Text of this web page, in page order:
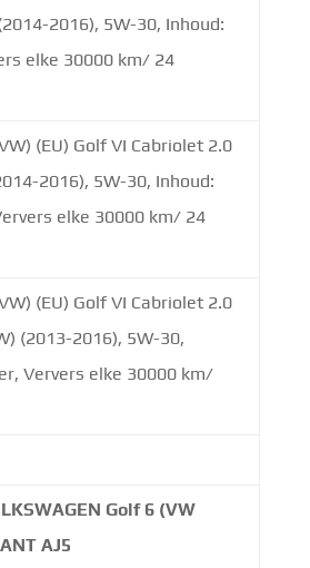
2016), 5W-30, Inhoud:
elke 30000 km/ 24
(EU) Golf VI Cabriolet 2.0
2016), 5W-30, Inhoud:
elke 30000 km/ 24
(EU) Golf VI Cabriolet 2.0
(2013-2016), 5W-30,
Ververs elke 30000 km/
Golf 6 (VW
AJ5